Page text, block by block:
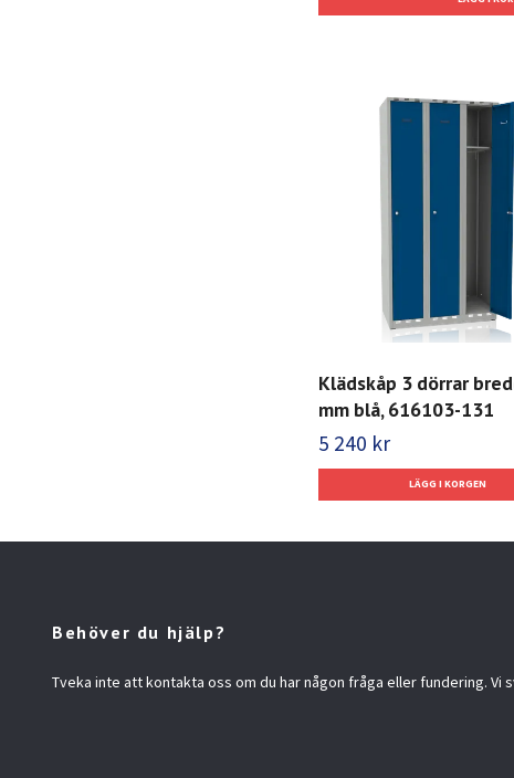
Klädskåp 3 dörrar
mm blå, 616103-131
5 240 kr
Behöver du hjälp?
Tveka inte att kontakta oss om du har någon fråga eller fundering. Vi